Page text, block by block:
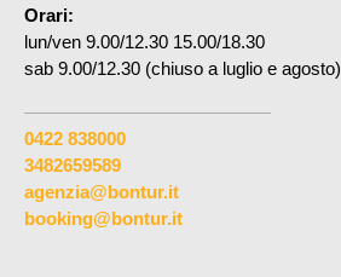
Orari:
lun/ven 9.00/12.30 15.00/18.30
sab 9.00/12.30 (chiuso a luglio e agosto)
0422 838000
3482659589
agenzia@bontur.it
booking@bontur.it